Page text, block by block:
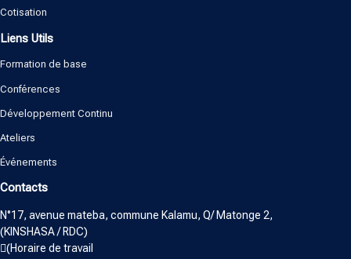
Cotisation
Liens Utils
Formation de base
Conférences
Développement Continu
Ateliers
Événements
Contacts
N°17, avenue mateba, commune Kalamu, Q/ Matonge 2,
(KINSHASA / RDC)
(Horaire de travail